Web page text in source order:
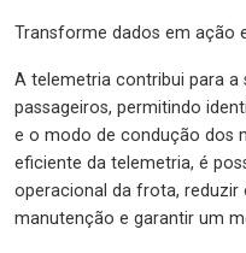
Transforme dados em ação
A telemetria contribui para
passageiros, permitindo
e o modo de condução dos
eficiente da telemetria, é
operacional da frota,
manutenção e garantir um